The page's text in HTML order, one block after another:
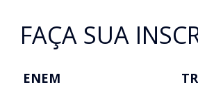
FAÇA SUA
ENEM